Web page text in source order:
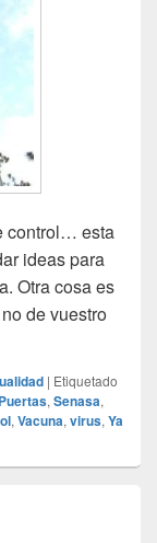
control… esta
ideas para
Otra cosa es
de vuestro
| Etiquetado
Puertas, Senasa,
, Vacuna, virus, Ya